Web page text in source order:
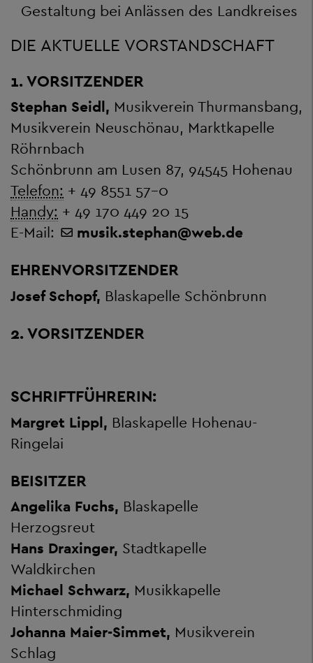
Gestaltung bei Anlässen des Landkreises
DIE AKTUELLE VORSTANDSCHAFT
1. VORSITZENDER
Stephan Seidl, Musikverein Thurmansbang,
Musikverein Neuschönau, Marktkapelle
Röhrnbach
Schönbrunn am Lusen 87, 94545 Hohenau
Telefon: + 49 8551 57-0
Handy: + 49 170 449 20 15
E-Mail:
musik.stephan@web.de
EHRENVORSITZENDER
Josef Schopf, Blaskapelle Schönbrunn
2. VORSITZENDER
SCHRIFTFÜHRERIN:
Margret Lippl, Blaskapelle Hohenau-
Ringelai
BEISITZER
Angelika Fuchs, Blaskapelle
Herzogsreut
Hans Draxinger, Stadtkapelle
Waldkirchen
Michael Schwarz, Musikkapelle
Hinterschmiding
Johanna Maier-Simmet, Musikverein
Schlag